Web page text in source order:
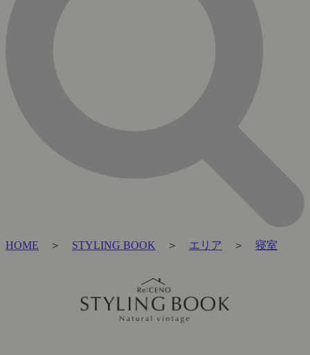
HOME ＞ STYLING BOOK ＞ エリア ＞ 寝室